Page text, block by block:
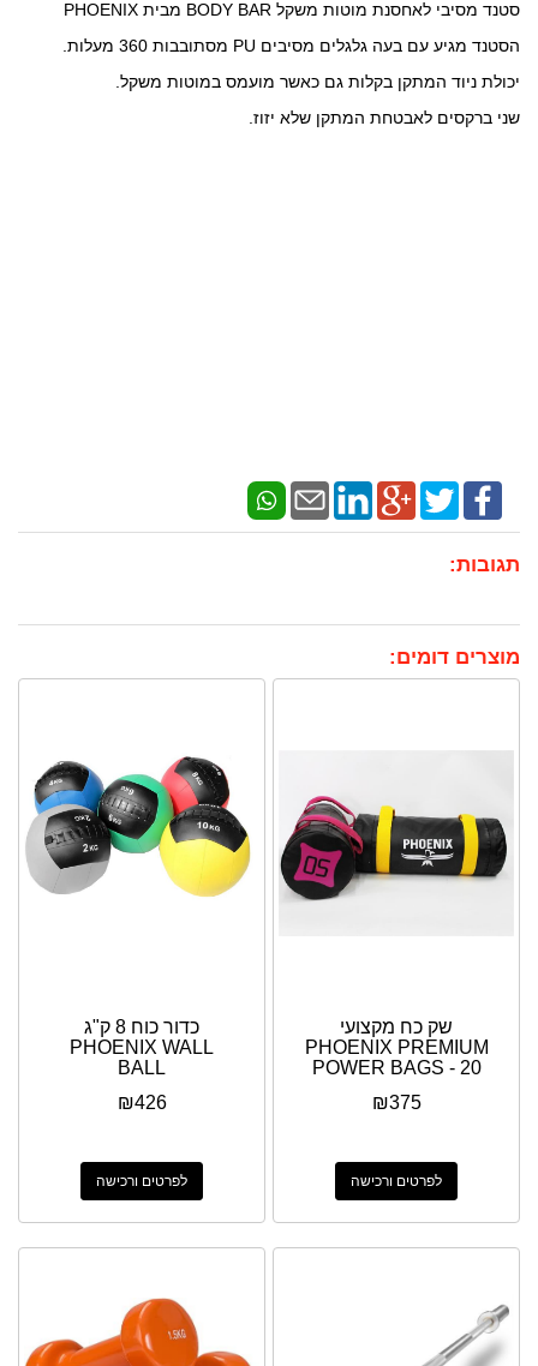
סטנד מסיבי לאחסנת מוטות משקל BODY BAR מבית PHOENIX
הסטנד מגיע עם בעה גלגלים מסיבים PU מסתובבות 360 מעלות.
יכולת ניוד המתקן בקלות גם כאשר מועמס במוטות משקל.
שני ברקסים לאבטחת המתקן שלא יזוז.
תגובות:
מוצרים דומים:
שק כח מקצועי
PHOENIX PREMIUM
POWER BAGS - 20
₪375
לפרטים ורכישה
כדור כוח 8 ק"ג
PHOENIX WALL
BALL
₪426
לפרטים ורכישה